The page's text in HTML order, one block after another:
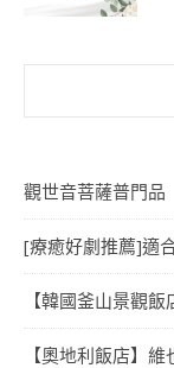
觀世音菩薩普門品
[療癒好劇推薦]適
【韓國釜山景觀
【奧地利飯店】